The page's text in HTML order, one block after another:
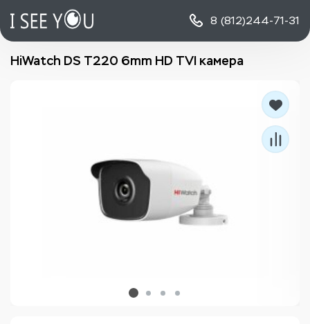
8 (812)244-71-31
HiWatch DS T220 6mm HD TVI камера